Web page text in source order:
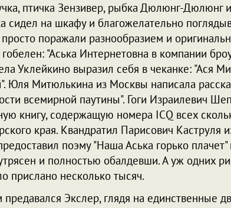
птичка Зензивер, рыбка Дюлюнг-Дюлюнг
сидел на шкафу и благожелательно
поражали разнообразием и
"Аська Интернетовна в компании
Уклейкино выразил себя в чеканке: "Ася
Юля Митюлькина из Москвы написала
всемирной паутины". Гоги Израилевич
книгу, содержащую номера ICQ всех
края. Квандратил Парисович Каструля
поэму "Наша Аська горько
и полностью обалдевши. А уж одних
прислано несколько тысяч.
предавался Экслер, глядя на единственные